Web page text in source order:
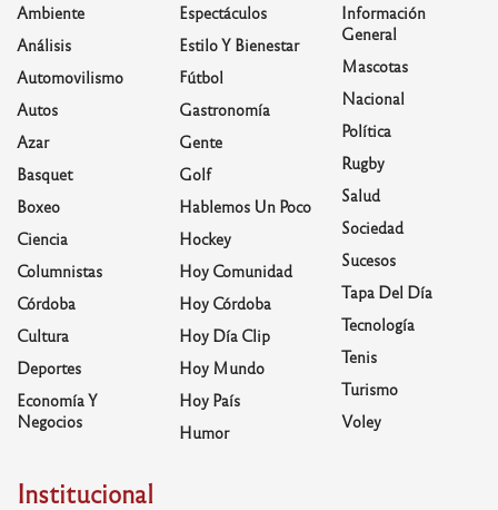
Ambiente
Análisis
Automovilismo
Autos
Azar
Basquet
Boxeo
Ciencia
Columnistas
Córdoba
Cultura
Deportes
Economía Y
Negocios
Espectáculos
Estilo Y Bienestar
Fútbol
Gastronomía
Gente
Golf
Hablemos Un Poco
Hockey
Hoy Comunidad
Hoy Córdoba
Hoy Día Clip
Hoy Mundo
Hoy País
Humor
Información
General
Mascotas
Nacional
Política
Rugby
Salud
Sociedad
Sucesos
Tapa Del Día
Tecnología
Tenis
Turismo
Voley
Institucional